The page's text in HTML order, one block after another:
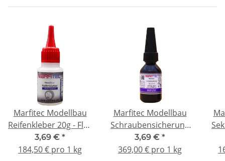
Marfitec Modellbau
Reifenkleber 20g - Flex
- Standard Verschluss
3,69 € *
184,50 € pro 1 kg
Marfitec Modellbau
Schraubensicherung
10g - niedrigfest
3,69 € *
369,00 € pro 1 kg